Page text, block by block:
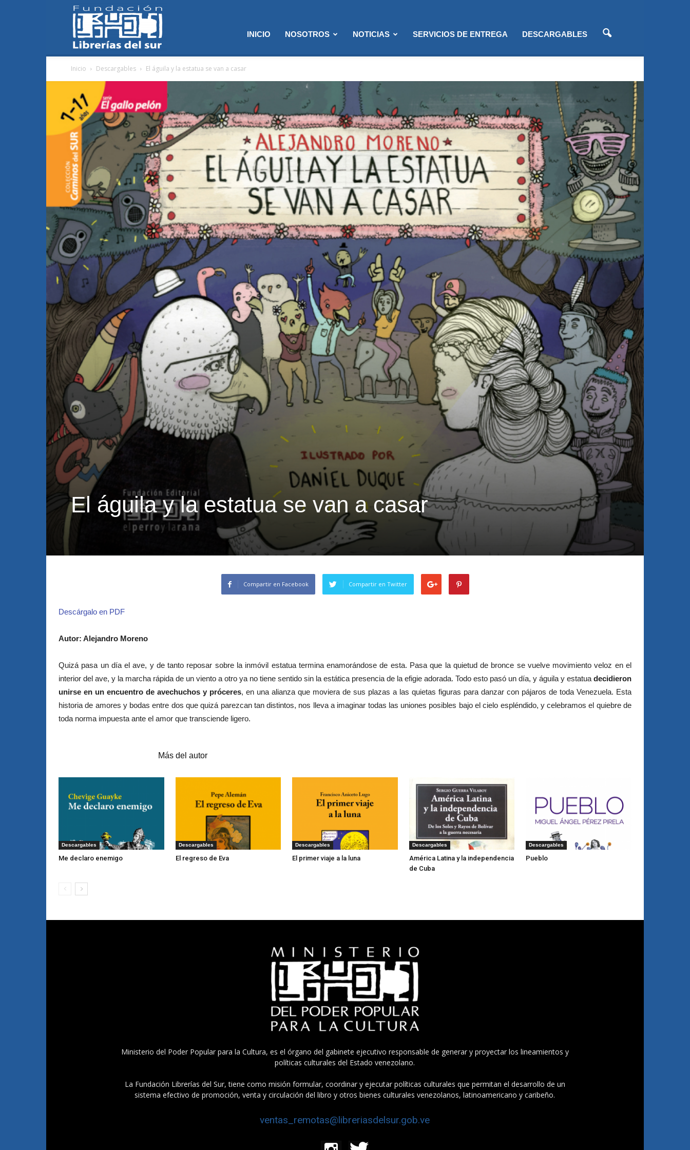
Librerías
del
Sur
INICIO NOSOTROS NOTICIAS SERVICIOS DE ENTREGA DESCARGABLES
Inicio Descargables El águila y la estatua se van a casar
El águila y la estatua se van a casar
Compartir en Facebook Compartir en Twitter
Descárgalo en PDF
Autor: Alejandro Moreno
Quizá pasa un día el ave, y de tanto reposar sobre la inmóvil estatua termina enamorándose de esta. Pasa que la quietud de bronce se vuelve movimiento veloz en el
interior del ave, y la marcha rápida de un viento a otro ya no tiene sentido sin la estática presencia de la efigie adorada. Todo esto pasó un día, y águila y estatua decidieron
unirse en un encuentro de avechuchos y próceres, en una alianza que moviera de sus plazas a las quietas figuras para danzar con pájaros de toda Venezuela. Esta
historia de amores y bodas entre dos que quizá parezcan tan distintos, nos lleva a imaginar todas las uniones posibles bajo el cielo espléndido, y celebramos el quiebre de
toda norma impuesta ante el amor que transciende ligero.
Más del autor
Descargables
Me declaro enemigo
Descargables
El regreso de Eva
Descargables
El primer viaje a la luna
Descargables
América Latina y la independencia
de Cuba
Descargables
Pueblo
Ministerio del Poder Popular para la Cultura, es el órgano del gabinete ejecutivo responsable de generar y proyectar los lineamientos y
políticas culturales del Estado venezolano.
La Fundación Librerías del Sur, tiene como misión formular, coordinar y ejecutar políticas culturales que permitan el desarrollo de un
sistema efectivo de promoción, venta y circulación del libro y otros bienes culturales venezolanos, latinoamericano y caribeño.
ventas_remotas@libreriasdelsur.gob.ve